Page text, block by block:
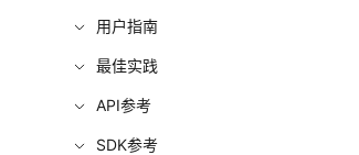
用户指南
最佳实践
API参考
SDK参考